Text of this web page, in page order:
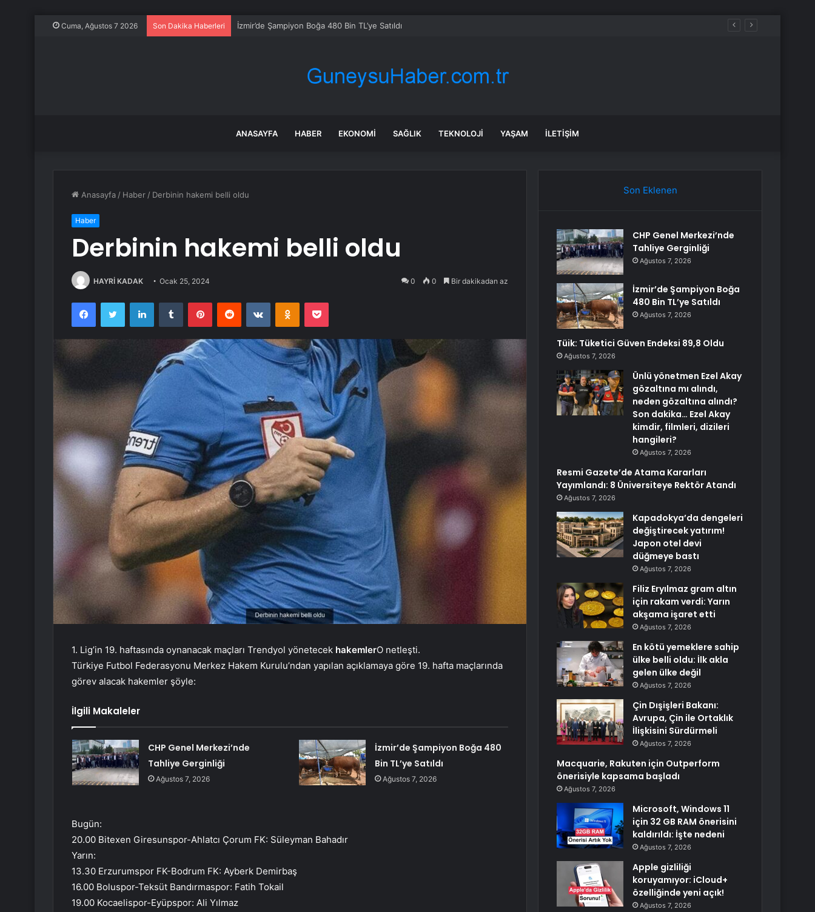
Cuma, Ağustos 7 2026 Son Dakika Haberleri İzmir’de Şampiyon Boğa 480 Bin TL’ye Satıldı
ANASAYFA HABER EKONOMI SAĞLIK TEKNOLOJI YAŞAM İLETIŞIM
Anasayfa / Haber / Derbinin hakemi belli oldu
Haber
Derbinin hakemi belli oldu
HAYRİ KADAK Ocak 25, 2024 0 0 Bir dakikadan az
FacebookTwitter LinkedInTumblr PinterestReddit VKontakteOdnoklassniki
Pocket
1. Lig’in 19. haftasında oynanacak maçları Trendyol yönetecek hakemlerO netleşti.
Türkiye Futbol Federasyonu Merkez Hakem Kurulu’ndan yapılan açıklamaya göre 19. hafta maçlarında
görev alacak hakemler şöyle:
İlgili Makaleler
CHP Genel Merkezi’nde
Tahliye Gerginliği
Ağustos 7, 2026
İzmir’de Şampiyon Boğa 480
Bin TL’ye Satıldı
Ağustos 7, 2026
Bugün:
20.00 Bitexen Giresunspor-Ahlatcı Çorum FK: Süleyman Bahadır
Yarın:
13.30 Erzurumspor FK-Bodrum FK: Ayberk Demirbaş
16.00 Boluspor-Teksüt Bandırmaspor: Fatih Tokail
19.00 Kocaelispor-Eyüpspor: Ali Yılmaz
Son Eklenen
CHP Genel Merkezi’nde
Tahliye Gerginliği
Ağustos 7, 2026
İzmir’de Şampiyon Boğa
480 Bin TL’ye Satıldı
Ağustos 7, 2026
Tüik: Tüketici Güven Endeksi 89,8 Oldu
Ağustos 7, 2026
Ünlü yönetmen Ezel Akay
gözaltına mı alındı,
neden gözaltına alındı?
Son dakika… Ezel Akay
kimdir, filmleri, dizileri
hangileri?
Ağustos 7, 2026
Resmi Gazete’de Atama Kararları
Yayımlandı: 8 Üniversiteye Rektör Atandı
Ağustos 7, 2026
Kapadokya’da dengeleri
değiştirecek yatırım!
Japon otel devi
düğmeye bastı
Ağustos 7, 2026
Filiz Eryılmaz gram altın
için rakam verdi: Yarın
akşama işaret etti
Ağustos 7, 2026
En kötü yemeklere sahip
ülke belli oldu: İlk akla
gelen ülke değil
Ağustos 7, 2026
Çin Dışişleri Bakanı:
Avrupa, Çin ile Ortaklık
İlişkisini Sürdürmeli
Ağustos 7, 2026
Macquarie, Rakuten için Outperform
önerisiyle kapsama başladı
Ağustos 7, 2026
Microsoft, Windows 11
için 32 GB RAM önerisini
kaldırıldı: İşte nedeni
Ağustos 7, 2026
Apple gizliliği
koruyamıyor: iCloud+
özelliğinde yeni açık!
Ağustos 7, 2026